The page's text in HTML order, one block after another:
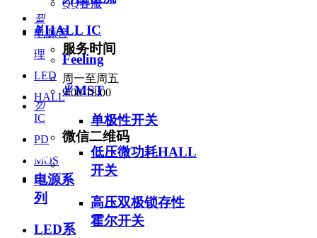
ꄶ HALL IC
Feeling
ꁇ MST
单极性开关
低压微功耗HALL
开关
高压双极锁存性
霍尔开关
电源管
理
LED
HALL
IC
PD
MOS
方案展示
电源系
列
LED系
联系我们
QQ客服
뀥
服务时间
周一至周五
9:00-18:00
낃
微信二维码
녕